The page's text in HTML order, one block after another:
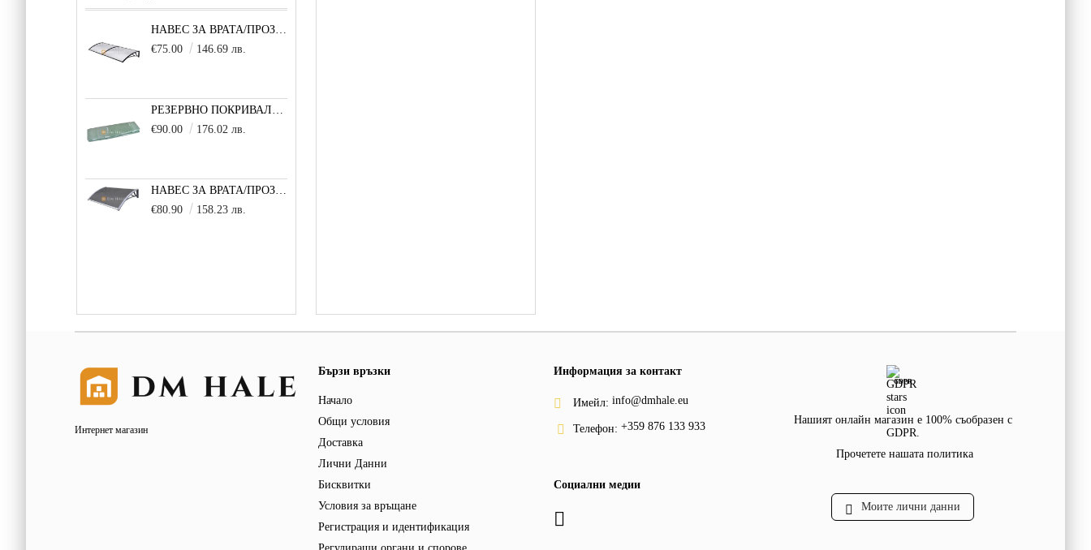
НАВЕС ЗА ВРАТА/ПРОЗОРЕЦ 80Х200 СМ, ЧЕРНО-ПРОЗРАЧНО
€75.00
146.69 лв.
РЕЗЕРВНО ПОКРИВАЛО 600X300X200 CM SOLE TERRA STRONG ЗА ТУНЕЛНА ОРАНЖЕРИЯ
€90.00
176.02 лв.
НАВЕС ЗА ВРАТА/ПРОЗОРЕЦ 100Х150 СМ, СИВО-СИВО
€80.90
158.23 лв.
Интернет магазин
Бързи връзки
Начало
Общи условия
Доставка
Лични Данни
Бисквитки
Условия за връщане
Регистрация и идентификация
Информация за контакт
Имейл: info@dmhale.eu
Телефон: +359 876 133 933
Социални медии
GDPR
Нашият онлайн магазин е 100% съобразен с
GDPR.
Прочетете нашата политика
Моите лични данни